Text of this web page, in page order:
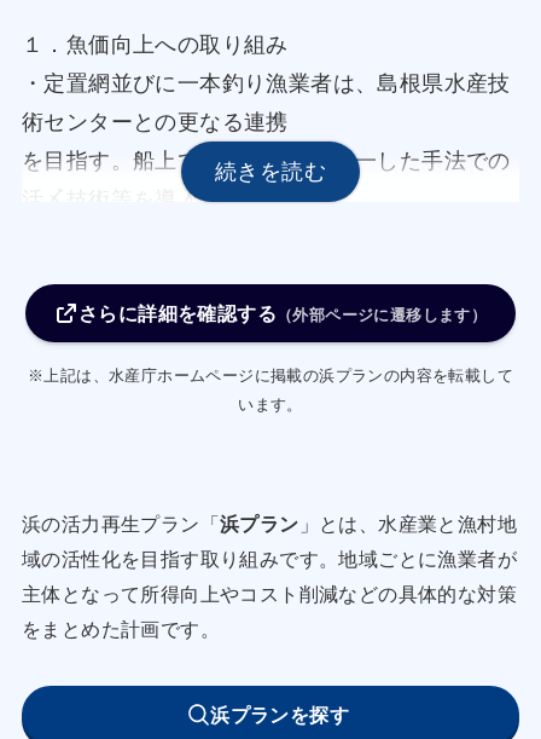
１．魚価向上への取り組み
・定置網並びに一本釣り漁業者は、島根県水産技
術センターとの更なる連携
を目指す。船上での温度管理や統一した手法での
活〆技術等を導入し鮮度
締め等の処理を行った漁獲物にタグを装着するこ
差別化と付加価値向上が図れるよう、デザインや
タグを装着する場所等を検
討し、３年以内にタグ装着の基準や手法を確立す
る。
持に努めるように指導す
さらに詳細を確認する （外部ページに遷移します）
※上記は、水産庁ホームページに掲載の浜プランの内容を転載して
います。
浜の活力再生プラン「浜プラン 」とは、水産業と漁村地
域の活性化を目指す取り組みです。地域ごとに漁業者が
主体となって所得向上やコスト削減などの具体的な対策
をまとめた計画です。
浜プランを探す